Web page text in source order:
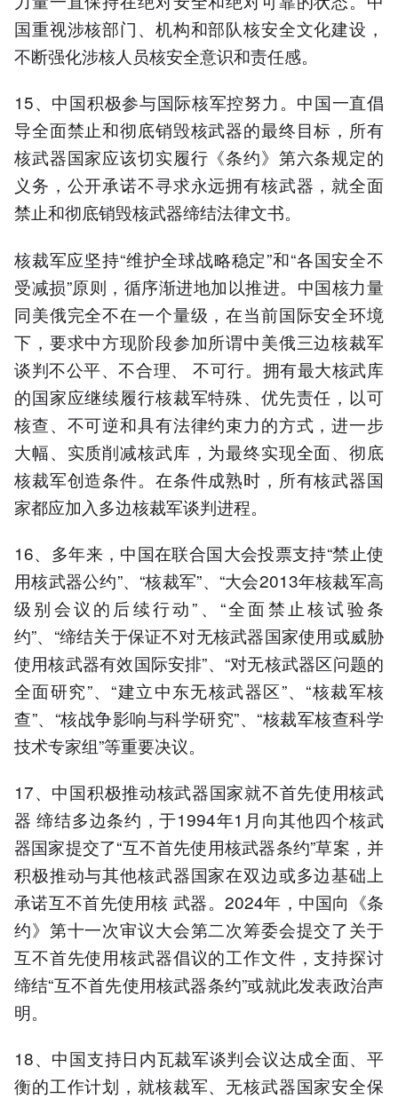
国重视涉核部门、机构和部队核安全文化建设，
不断强化涉核人员核安全意识和责任感。
15、中国积极参与国际核军控努力。中国一直倡
导全面禁止和彻底销毁核武器的最终目标，所有
核武器国家应该切实履行《条约》第六条规定的
义务，公开承诺不寻求永远拥有核武器，就全面
禁止和彻底销毁核武器缔结法律文书。
核裁军应坚持“维护全球战略稳定”和“各国安全不
受减损”原则，循序渐进地加以推进。中国核力量
同美俄完全不在一个量级，在当前国际安全环境
下，要求中方现阶段参加所谓中美俄三边核裁军
谈判不公平、不合理、 不可行。拥有最大核武库
的国家应继续履行核裁军特殊、优先责任，以可
核查、不可逆和具有法律约束力的方式，进一步
大幅、实质削减核武库，为最终实现全面、彻底
核裁军创造条件。在条件成熟时，所有核武器国
家都应加入多边核裁军谈判进程。
16、多年来，中国在联合国大会投票支持“禁止使
用核武器公约”、“核裁军”、“大会2013年核裁军高
级别会议的后续行动”、“全面禁止核试验条
约”、“缔结关于保证不对无核武器国家使用或威胁
使用核武器有效国际安排”、“对无核武器区问题的
全面研究”、“建立中东无核武器区”、“核裁军核
查”、“核战争影响与科学研究”、“核裁军核查科学
技术专家组”等重要决议。
17、中国积极推动核武器国家就不首先使用核武
器 缔结多边条约，于1994年1月向其他四个核武
器国家提交了“互不首先使用核武器条约”草案，并
积极推动与其他核武器国家在双边或多边基础上
承诺互不首先使用核 武器。2024年，中国向《条
约》第十一次审议大会第二次筹委会提交了关于
互不首先使用核武器倡议的工作文件，支持探讨
缔结“互不首先使用核武器条约”或就此发表政治声
明。
18、中国支持日内瓦裁军谈判会议达成全面、平
衡的工作计划，就核裁军、无核武器国家安全保